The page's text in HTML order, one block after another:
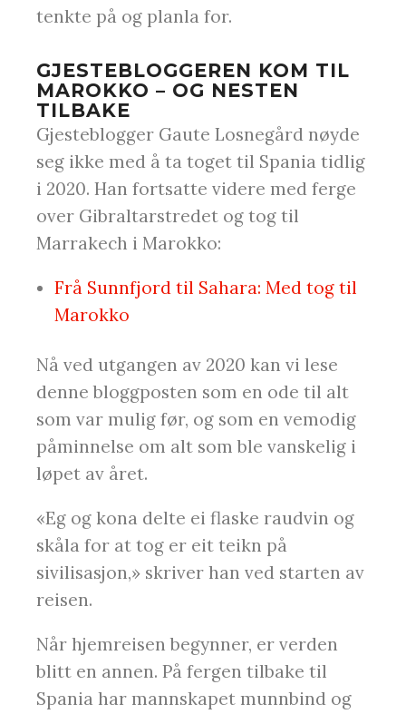
tenkte på og planla for.
GJESTEBLOGGEREN KOM TIL
MAROKKO – OG NESTEN
TILBAKE
Gjesteblogger Gaute Losnegård nøyde
seg ikke med å ta toget til Spania tidlig
i 2020. Han fortsatte videre med ferge
over Gibraltarstredet og tog til
Marrakech i Marokko:
Frå Sunnfjord til Sahara: Med tog til
Marokko
Nå ved utgangen av 2020 kan vi lese
denne bloggposten som en ode til alt
som var mulig før, og som en vemodig
påminnelse om alt som ble vanskelig i
løpet av året.
«Eg og kona delte ei flaske raudvin og
skåla for at tog er eit teikn på
sivilisasjon,» skriver han ved starten av
reisen.
Når hjemreisen begynner, er verden
blitt en annen. På fergen tilbake til
Spania har mannskapet munnbind og